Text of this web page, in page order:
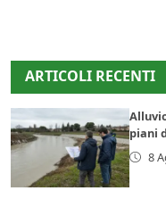
ARTICOLI RECENTI
piani
8